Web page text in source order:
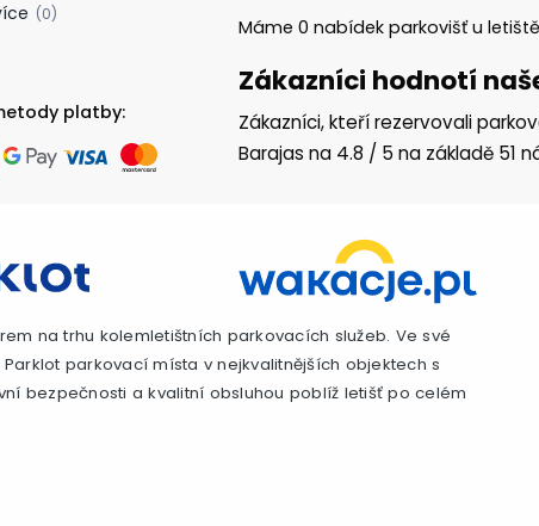
(0)
platby:
Máme 0 nabídek parkovišť u
Zákazníci hodnotí
Zákazníci, kteří rezervovali
Barajas na 4.8 / 5 na základě 51
na trhu kolemletištních parkovacích služeb. Ve své
parkovací místa v nejkvalitnějších objektech s
bezpečnosti a kvalitní obsluhou poblíž letišť po celém